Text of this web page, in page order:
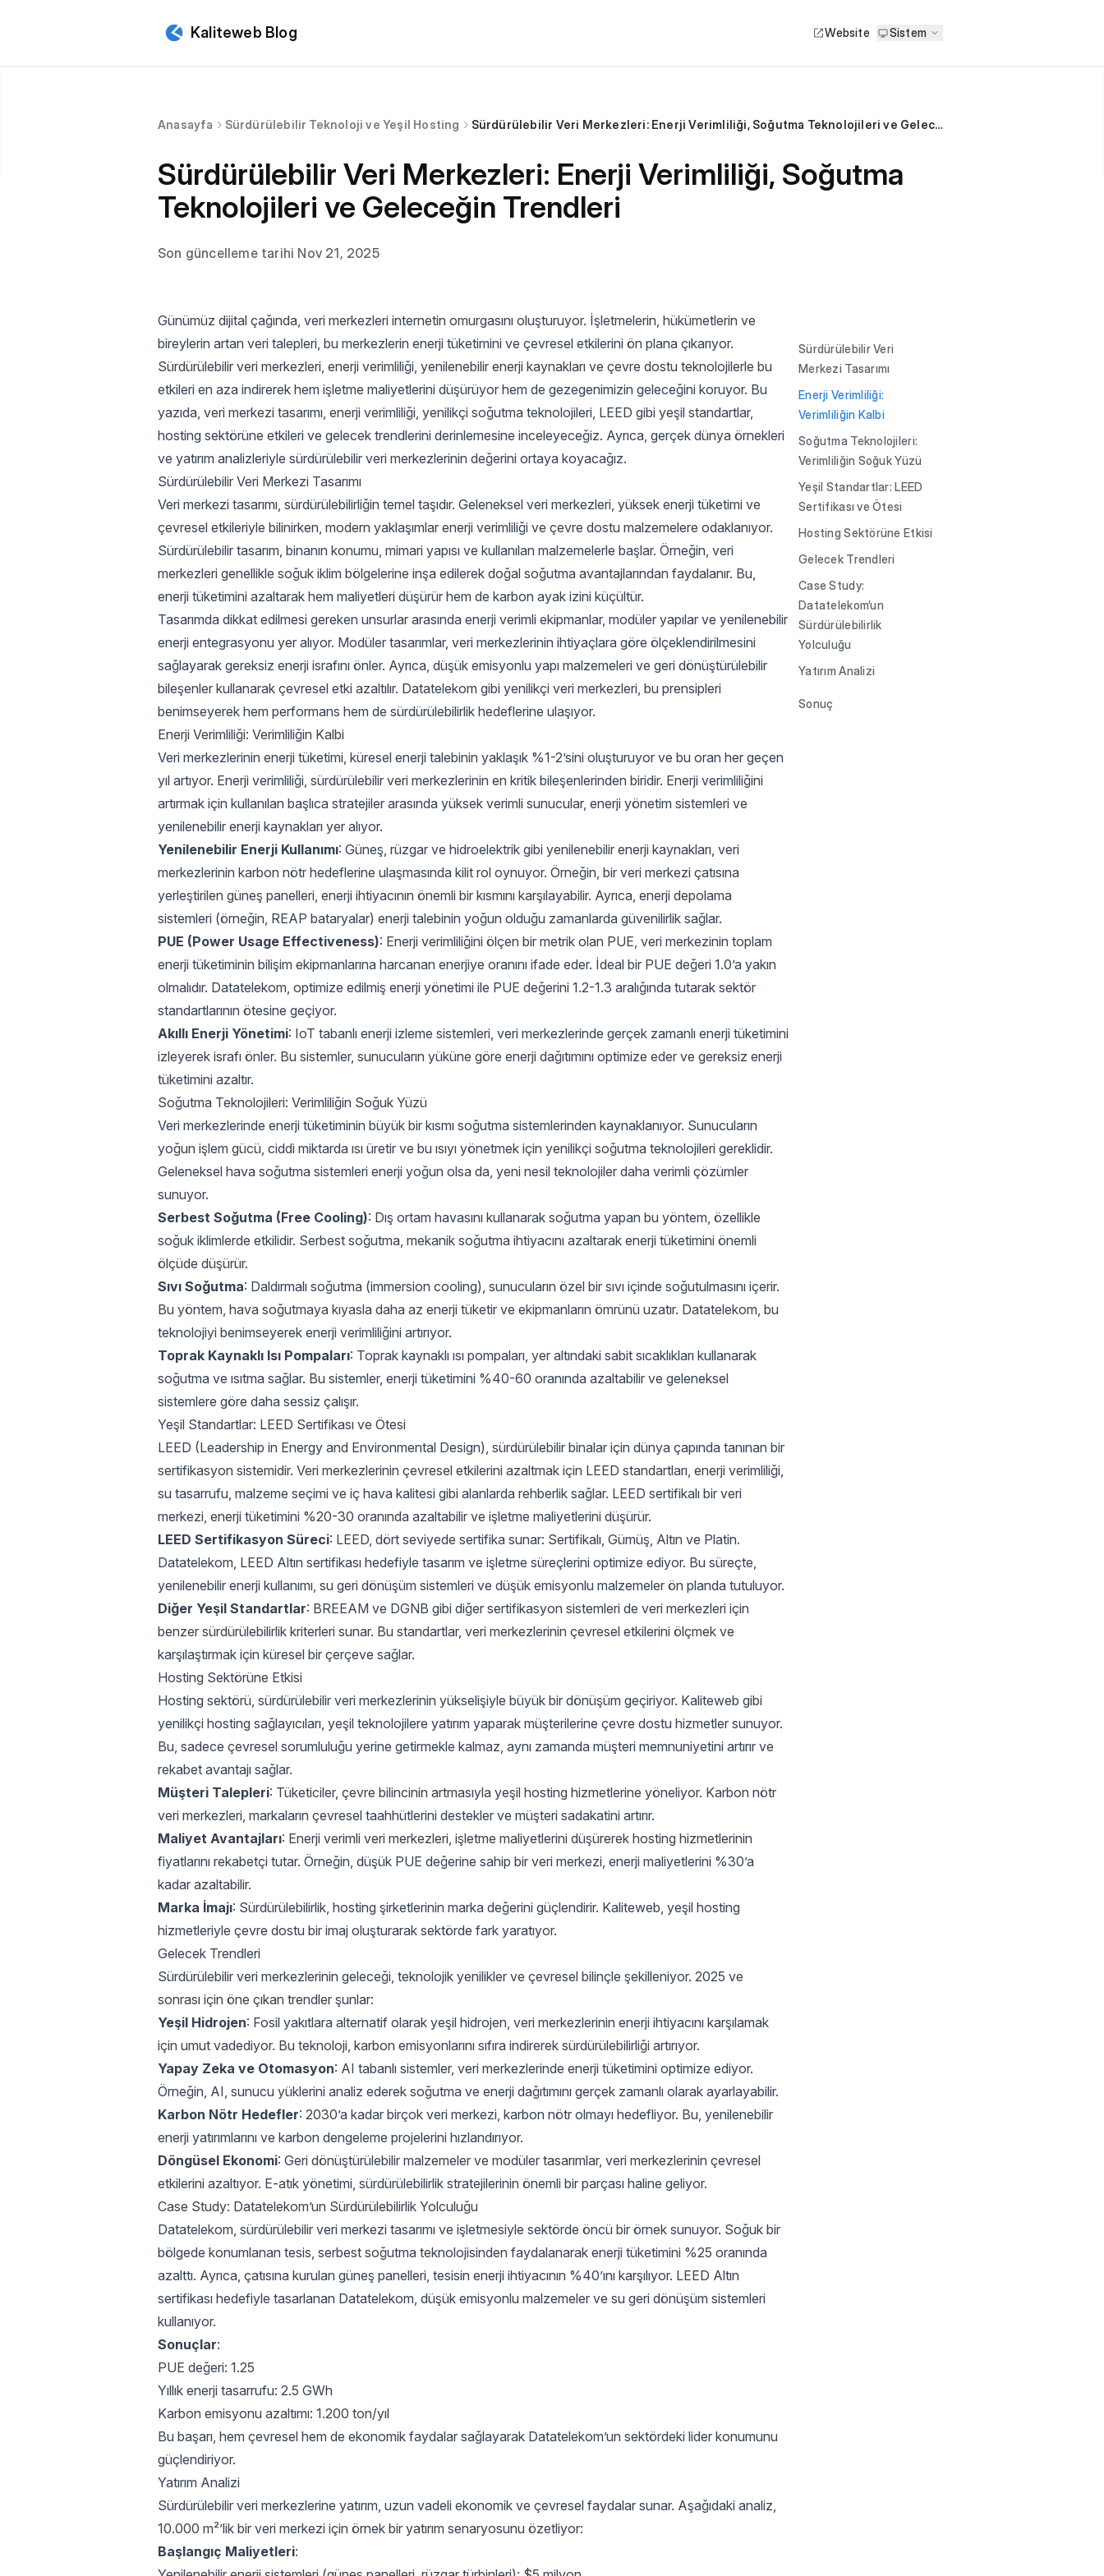
Kaliteweb Blog Website Sistem
Anasayfa Sürdürülebilir Teknoloji ve Yeşil Hosting Sürdürülebilir Veri Merkezleri: Enerji Verimliliği, Soğutma Teknolojileri ve Geleceğin Trendleri
Sürdürülebilir Veri Merkezleri: Enerji Verimliliği, Soğutma
Teknolojileri ve Geleceğin Trendleri
Son güncelleme tarihi Nov 21, 2025
Günümüz dijital çağında, veri merkezleri internetin omurgasını oluşturuyor. İşletmelerin, hükümetlerin ve
bireylerin artan veri talepleri, bu merkezlerin enerji tüketimini ve çevresel etkilerini ön plana çıkarıyor.
Sürdürülebilir veri merkezleri, enerji verimliliği, yenilenebilir enerji kaynakları ve çevre dostu teknolojilerle bu
etkileri en aza indirerek hem işletme maliyetlerini düşürüyor hem de gezegenimizin geleceğini koruyor. Bu
yazıda, veri merkezi tasarımı, enerji verimliliği, yenilikçi soğutma teknolojileri, LEED gibi yeşil standartlar,
hosting sektörüne etkileri ve gelecek trendlerini derinlemesine inceleyeceğiz. Ayrıca, gerçek dünya örnekleri
ve yatırım analizleriyle sürdürülebilir veri merkezlerinin değerini ortaya koyacağız.
Sürdürülebilir Veri Merkezi Tasarımı
Veri merkezi tasarımı, sürdürülebilirliğin temel taşıdır. Geleneksel veri merkezleri, yüksek enerji tüketimi ve
çevresel etkileriyle bilinirken, modern yaklaşımlar enerji verimliliği ve çevre dostu malzemelere odaklanıyor.
Sürdürülebilir tasarım, binanın konumu, mimari yapısı ve kullanılan malzemelerle başlar. Örneğin, veri
merkezleri genellikle soğuk iklim bölgelerine inşa edilerek doğal soğutma avantajlarından faydalanır. Bu,
enerji tüketimini azaltarak hem maliyetleri düşürür hem de karbon ayak izini küçültür.
Tasarımda dikkat edilmesi gereken unsurlar arasında enerji verimli ekipmanlar, modüler yapılar ve yenilenebilir
enerji entegrasyonu yer alıyor. Modüler tasarımlar, veri merkezlerinin ihtiyaçlara göre ölçeklendirilmesini
sağlayarak gereksiz enerji israfını önler. Ayrıca, düşük emisyonlu yapı malzemeleri ve geri dönüştürülebilir
bileşenler kullanarak çevresel etki azaltılır. Datatelekom gibi yenilikçi veri merkezleri, bu prensipleri
benimseyerek hem performans hem de sürdürülebilirlik hedeflerine ulaşıyor.
Enerji Verimliliği: Verimliliğin Kalbi
Veri merkezlerinin enerji tüketimi, küresel enerji talebinin yaklaşık %1-2’sini oluşturuyor ve bu oran her geçen
yıl artıyor. Enerji verimliliği, sürdürülebilir veri merkezlerinin en kritik bileşenlerinden biridir. Enerji verimliliğini
artırmak için kullanılan başlıca stratejiler arasında yüksek verimli sunucular, enerji yönetim sistemleri ve
yenilenebilir enerji kaynakları yer alıyor.
Yenilenebilir Enerji Kullanımı: Güneş, rüzgar ve hidroelektrik gibi yenilenebilir enerji kaynakları, veri
merkezlerinin karbon nötr hedeflerine ulaşmasında kilit rol oynuyor. Örneğin, bir veri merkezi çatısına
yerleştirilen güneş panelleri, enerji ihtiyacının önemli bir kısmını karşılayabilir. Ayrıca, enerji depolama
sistemleri (örneğin, REAP bataryalar) enerji talebinin yoğun olduğu zamanlarda güvenilirlik sağlar.
PUE (Power Usage Effectiveness): Enerji verimliliğini ölçen bir metrik olan PUE, veri merkezinin toplam
enerji tüketiminin bilişim ekipmanlarına harcanan enerjiye oranını ifade eder. İdeal bir PUE değeri 1.0’a yakın
olmalıdır. Datatelekom, optimize edilmiş enerji yönetimi ile PUE değerini 1.2-1.3 aralığında tutarak sektör
standartlarının ötesine geçiyor.
Akıllı Enerji Yönetimi: IoT tabanlı enerji izleme sistemleri, veri merkezlerinde gerçek zamanlı enerji tüketimini
izleyerek israfı önler. Bu sistemler, sunucuların yüküne göre enerji dağıtımını optimize eder ve gereksiz enerji
tüketimini azaltır.
Soğutma Teknolojileri: Verimliliğin Soğuk Yüzü
Veri merkezlerinde enerji tüketiminin büyük bir kısmı soğutma sistemlerinden kaynaklanıyor. Sunucuların
yoğun işlem gücü, ciddi miktarda ısı üretir ve bu ısıyı yönetmek için yenilikçi soğutma teknolojileri gereklidir.
Geleneksel hava soğutma sistemleri enerji yoğun olsa da, yeni nesil teknolojiler daha verimli çözümler
sunuyor.
Serbest Soğutma (Free Cooling): Dış ortam havasını kullanarak soğutma yapan bu yöntem, özellikle
soğuk iklimlerde etkilidir. Serbest soğutma, mekanik soğutma ihtiyacını azaltarak enerji tüketimini önemli
ölçüde düşürür.
Sıvı Soğutma: Daldırmalı soğutma (immersion cooling), sunucuların özel bir sıvı içinde soğutulmasını içerir.
Bu yöntem, hava soğutmaya kıyasla daha az enerji tüketir ve ekipmanların ömrünü uzatır. Datatelekom, bu
teknolojiyi benimseyerek enerji verimliliğini artırıyor.
Toprak Kaynaklı Isı Pompaları: Toprak kaynaklı ısı pompaları, yer altındaki sabit sıcaklıkları kullanarak
soğutma ve ısıtma sağlar. Bu sistemler, enerji tüketimini %40-60 oranında azaltabilir ve geleneksel
sistemlere göre daha sessiz çalışır.
Yeşil Standartlar: LEED Sertifikası ve Ötesi
LEED (Leadership in Energy and Environmental Design), sürdürülebilir binalar için dünya çapında tanınan bir
sertifikasyon sistemidir. Veri merkezlerinin çevresel etkilerini azaltmak için LEED standartları, enerji verimliliği,
su tasarrufu, malzeme seçimi ve iç hava kalitesi gibi alanlarda rehberlik sağlar. LEED sertifikalı bir veri
merkezi, enerji tüketimini %20-30 oranında azaltabilir ve işletme maliyetlerini düşürür.
LEED Sertifikasyon Süreci: LEED, dört seviyede sertifika sunar: Sertifikalı, Gümüş, Altın ve Platin.
Datatelekom, LEED Altın sertifikası hedefiyle tasarım ve işletme süreçlerini optimize ediyor. Bu süreçte,
yenilenebilir enerji kullanımı, su geri dönüşüm sistemleri ve düşük emisyonlu malzemeler ön planda tutuluyor.
Diğer Yeşil Standartlar: BREEAM ve DGNB gibi diğer sertifikasyon sistemleri de veri merkezleri için
benzer sürdürülebilirlik kriterleri sunar. Bu standartlar, veri merkezlerinin çevresel etkilerini ölçmek ve
karşılaştırmak için küresel bir çerçeve sağlar.
Hosting Sektörüne Etkisi
Hosting sektörü, sürdürülebilir veri merkezlerinin yükselişiyle büyük bir dönüşüm geçiriyor. Kaliteweb gibi
yenilikçi hosting sağlayıcıları, yeşil teknolojilere yatırım yaparak müşterilerine çevre dostu hizmetler sunuyor.
Bu, sadece çevresel sorumluluğu yerine getirmekle kalmaz, aynı zamanda müşteri memnuniyetini artırır ve
rekabet avantajı sağlar.
Müşteri Talepleri: Tüketiciler, çevre bilincinin artmasıyla yeşil hosting hizmetlerine yöneliyor. Karbon nötr
veri merkezleri, markaların çevresel taahhütlerini destekler ve müşteri sadakatini artırır.
Maliyet Avantajları: Enerji verimli veri merkezleri, işletme maliyetlerini düşürerek hosting hizmetlerinin
fiyatlarını rekabetçi tutar. Örneğin, düşük PUE değerine sahip bir veri merkezi, enerji maliyetlerini %30’a
kadar azaltabilir.
Marka İmajı: Sürdürülebilirlik, hosting şirketlerinin marka değerini güçlendirir. Kaliteweb, yeşil hosting
hizmetleriyle çevre dostu bir imaj oluşturarak sektörde fark yaratıyor.
Gelecek Trendleri
Sürdürülebilir veri merkezlerinin geleceği, teknolojik yenilikler ve çevresel bilinçle şekilleniyor. 2025 ve
sonrası için öne çıkan trendler şunlar:
Yeşil Hidrojen: Fosil yakıtlara alternatif olarak yeşil hidrojen, veri merkezlerinin enerji ihtiyacını karşılamak
için umut vadediyor. Bu teknoloji, karbon emisyonlarını sıfıra indirerek sürdürülebilirliği artırıyor.
Yapay Zeka ve Otomasyon: AI tabanlı sistemler, veri merkezlerinde enerji tüketimini optimize ediyor.
Örneğin, AI, sunucu yüklerini analiz ederek soğutma ve enerji dağıtımını gerçek zamanlı olarak ayarlayabilir.
Karbon Nötr Hedefler: 2030’a kadar birçok veri merkezi, karbon nötr olmayı hedefliyor. Bu, yenilenebilir
enerji yatırımlarını ve karbon dengeleme projelerini hızlandırıyor.
Döngüsel Ekonomi: Geri dönüştürülebilir malzemeler ve modüler tasarımlar, veri merkezlerinin çevresel
etkilerini azaltıyor. E-atık yönetimi, sürdürülebilirlik stratejilerinin önemli bir parçası haline geliyor.
Case Study: Datatelekom’un Sürdürülebilirlik Yolculuğu
Datatelekom, sürdürülebilir veri merkezi tasarımı ve işletmesiyle sektörde öncü bir örnek sunuyor. Soğuk bir
bölgede konumlanan tesis, serbest soğutma teknolojisinden faydalanarak enerji tüketimini %25 oranında
azalttı. Ayrıca, çatısına kurulan güneş panelleri, tesisin enerji ihtiyacının %40’ını karşılıyor. LEED Altın
sertifikası hedefiyle tasarlanan Datatelekom, düşük emisyonlu malzemeler ve su geri dönüşüm sistemleri
kullanıyor.
Sonuçlar:
PUE değeri: 1.25
Yıllık enerji tasarrufu: 2.5 GWh
Karbon emisyonu azaltımı: 1.200 ton/yıl
Bu başarı, hem çevresel hem de ekonomik faydalar sağlayarak Datatelekom’un sektördeki lider konumunu
güçlendiriyor.
Yatırım Analizi
Sürdürülebilir veri merkezlerine yatırım, uzun vadeli ekonomik ve çevresel faydalar sunar. Aşağıdaki analiz,
10.000 m²’lik bir veri merkezi için örnek bir yatırım senaryosunu özetliyor:
Başlangıç Maliyetleri:
Sürdürülebilir Veri
Merkezi Tasarımı
Enerji Verimliliği:
Verimliliğin Kalbi
Soğutma Teknolojileri:
Verimliliğin Soğuk Yüzü
Yeşil Standartlar: LEED
Sertifikası ve Ötesi
Hosting Sektörüne Etkisi
Gelecek Trendleri
Case Study:
Datatelekom’un
Sürdürülebilirlik
Yolculuğu
Yatırım Analizi
Sonuç